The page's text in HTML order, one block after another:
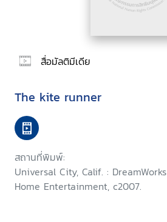
สื่อมัลติมีเดีย
The kite runner
สถานที่พิมพ์:
Universal City, Calif. : DreamWorks
Home Entertainment, c2007.